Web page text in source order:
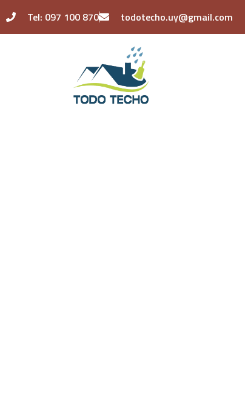
al
Tel: 097 100 870 todotecho.uy@gmail.com